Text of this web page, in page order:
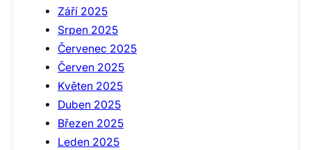
Září 2025
Srpen 2025
Červenec 2025
Červen 2025
Květen 2025
Duben 2025
Březen 2025
Leden 2025